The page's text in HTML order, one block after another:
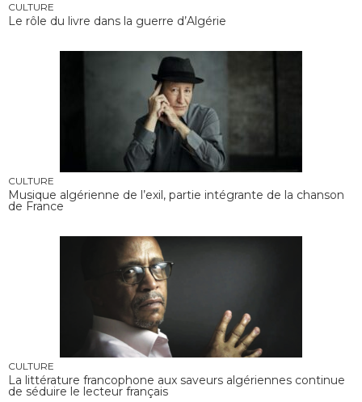
CULTURE
Le rôle du livre dans la guerre d’Algérie
CULTURE
Musique algérienne de l’exil, partie intégrante de la chanson
de France
CULTURE
La littérature francophone aux saveurs algériennes continue
de séduire le lecteur français